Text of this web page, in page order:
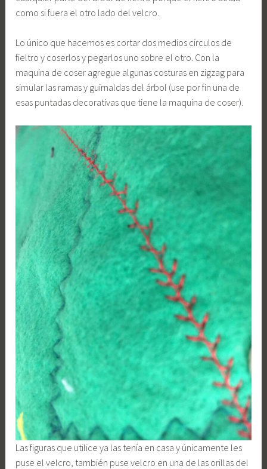
como si fuera el otro lado del velcro.
Lo único que hacemos es cortar dos medios círculos de
fieltro y coserlos y pegarlos uno sobre el otro. Con la
maquina de coser agregue algunas costuras en zigzag para
simular las ramas y guirnaldas del árbol (use por fin una de
esas puntadas decorativas que tiene la maquina de coser).
Las figuras que utilice ya las tenía en casa y únicamente les
puse el velcro, también puse velcro en una de las orillas del